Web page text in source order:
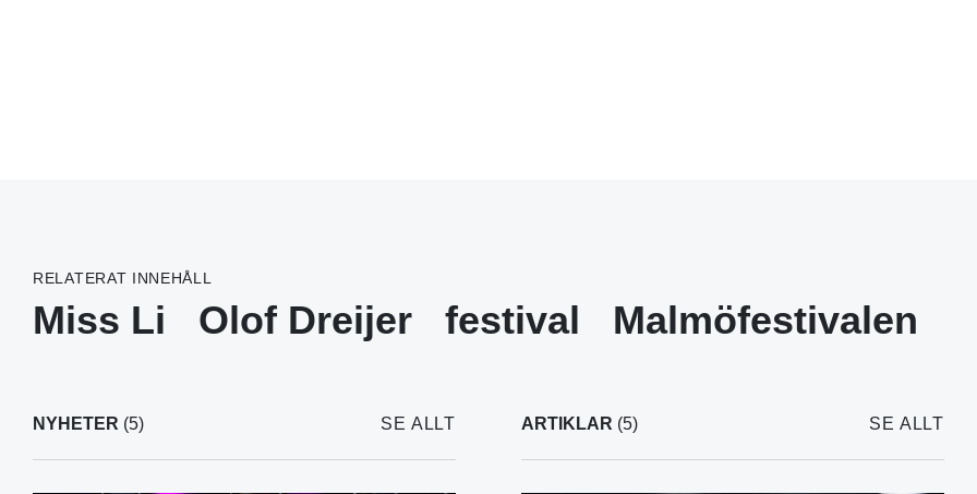
RELATERAT INNEHÅLL
Miss Li Olof Dreijer festival Malmöfestivalen
NYHETER (5) SE ALLT ARTIKLAR (5) SE ALLT